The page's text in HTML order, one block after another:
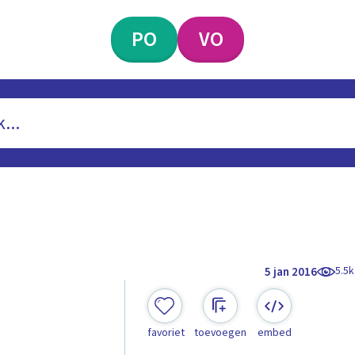
PO VO
5 jan 2016 5.5k
favoriet toevoegen embed